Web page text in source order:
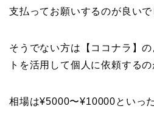
支払ってお願いするのが良いで
そうでない方は【ココナラ】
トを活用して個人に依頼する
相場は¥5000〜¥10000といっ